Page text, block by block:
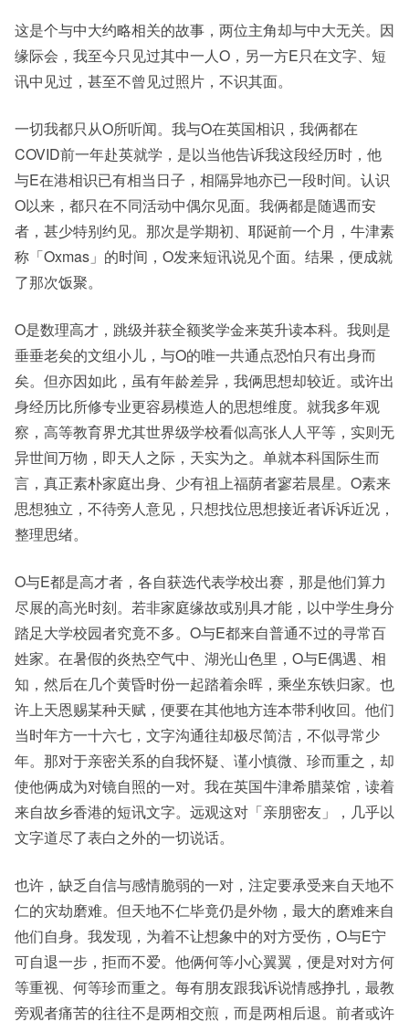
这是个与中大约略相关的故事，两位主角却与中大无关。因
缘际会，我至今只见过其中一人O，另一方E只在文字、短
讯中见过，甚至不曾见过照片，不识其面。
一切我都只从O所听闻。我与O在英国相识，我俩都在
COVID前一年赴英就学，是以当他告诉我这段经历时，他
与E在港相识已有相当日子，相隔异地亦已一段时间。认识
O以来，都只在不同活动中偶尔见面。我俩都是随遇而安
者，甚少特别约见。那次是学期初、耶诞前一个月，牛津素
称「Oxmas」的时间，O发来短讯说见个面。结果，便成就
了那次饭聚。
O是数理高才，跳级并获全额奖学金来英升读本科。我则是
垂垂老矣的文组小儿，与O的唯一共通点恐怕只有出身而
矣。但亦因如此，虽有年龄差异，我俩思想却较近。或许出
身经历比所修专业更容易模造人的思想维度。就我多年观
察，高等教育界尤其世界级学校看似高张人人平等，实则无
异世间万物，即天人之际，天实为之。单就本科国际生而
言，真正素朴家庭出身、少有祖上福荫者寥若晨星。O素来
思想独立，不待旁人意见，只想找位思想接近者诉诉近况，
整理思绪。
O与E都是高才者，各自获选代表学校出赛，那是他们算力
尽展的高光时刻。若非家庭缘故或别具才能，以中学生身分
踏足大学校园者究竟不多。O与E都来自普通不过的寻常百
姓家。在暑假的炎热空气中、湖光山色里，O与E偶遇、相
知，然后在几个黄昏时份一起踏着余晖，乘坐东铁归家。也
许上天恩赐某种天赋，便要在其他地方连本带利收回。他们
当时年方一十六七，文字沟通往却极尽简洁，不似寻常少
年。那对于亲密关系的自我怀疑、谨小慎微、珍而重之，却
使他俩成为对镜自照的一对。我在英国牛津希腊菜馆，读着
来自故乡香港的短讯文字。远观这对「亲朋密友」，几乎以
文字道尽了表白之外的一切说话。
也许，缺乏自信与感情脆弱的一对，注定要承受来自天地不
仁的灾劫磨难。但天地不仁毕竟仍是外物，最大的磨难来自
他们自身。我发现，为着不让想象中的对方受伤，O与E宁
可自退一步，拒而不爱。他俩何等小心翼翼，便是对对方何
等重视、何等珍而重之。每有朋友跟我诉说情感挣扎，最教
旁观者痛苦的往往不是两相交煎，而是两相后退。前者或许